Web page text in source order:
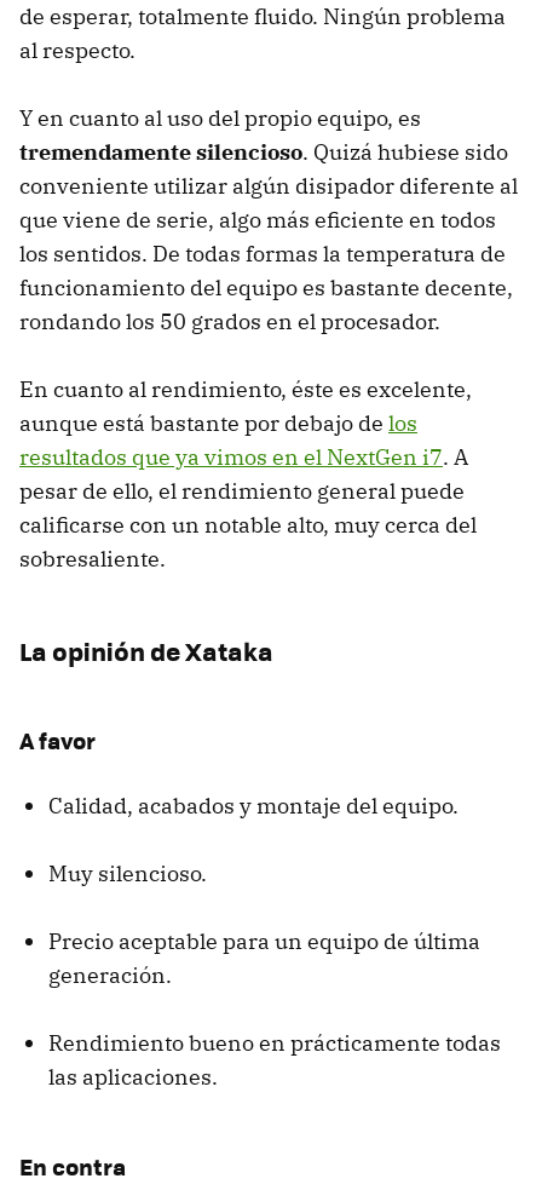
de esperar, totalmente fluido. Ningún problema
al respecto.
Y en cuanto al uso del propio equipo, es
tremendamente silencioso. Quizá hubiese sido
conveniente utilizar algún disipador diferente al
que viene de serie, algo más eficiente en todos
los sentidos. De todas formas la temperatura de
funcionamiento del equipo es bastante decente,
rondando los 50 grados en el procesador.
En cuanto al rendimiento, éste es excelente,
aunque está bastante por debajo de los
resultados que ya vimos en el NextGen i7. A
pesar de ello, el rendimiento general puede
calificarse con un notable alto, muy cerca del
sobresaliente.
La opinión de Xataka
A favor
Calidad, acabados y montaje del equipo.
Muy silencioso.
Precio aceptable para un equipo de última
generación.
Rendimiento bueno en prácticamente todas
las aplicaciones.
En contra